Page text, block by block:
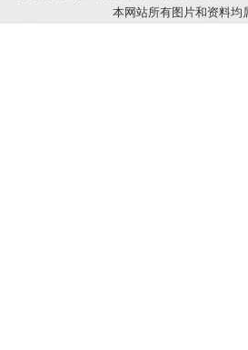
本网站所有图片和资料均